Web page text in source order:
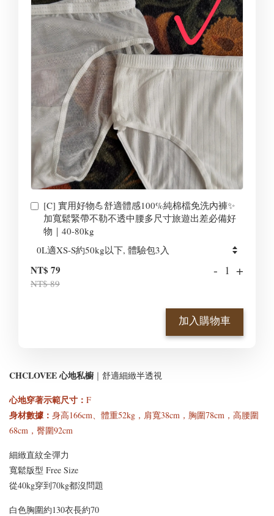
[C] 實用好物💪舒適體感100%純棉檔免洗內褲✨
加寬鬆緊帶不勒不透中腰多尺寸旅遊出差必備好
物｜40-80kg
NT$ 79
NT$ 89
- +
加入購物車
CHCLOVEE 心地私櫥 ｜舒適細緻半透視
心地穿著示範尺寸 ： F
身材數據： 身高166cm、體重52kg，肩寬38cm，胸圍78cm，高腰圍
68cm，臀圍92cm
細緻直紋全彈力
寬鬆版型 Free Size
從40kg穿到70kg都沒問題
白色胸圍約130衣長約70